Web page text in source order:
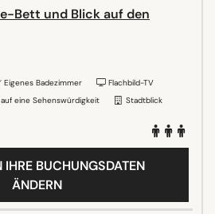
Bett und Blick auf den
Eigenes Badezimmer
Flachbild-TV
eine Sehenswürdigkeit Stadtblick
IHRE BUCHUNGSDATEN
ÄNDERN